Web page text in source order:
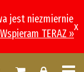
jest niezmiernie
Wspieram TERAZ »
x